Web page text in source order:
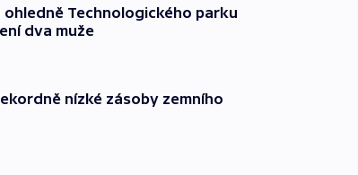
Technologického parku
dva muže
nízké zásoby zemního